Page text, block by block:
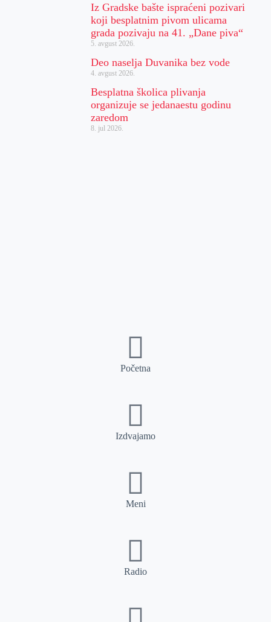
Iz Gradske bašte ispraćeni pozivari
koji besplatnim pivom ulicama
grada pozivaju na 41. „Dane piva“
5. avgust 2026.
Deo naselja Duvanika bez vode
4. avgust 2026.
Besplatna školica plivanja
organizuje se jedanaestu godinu
zaredom
8. jul 2026.
Početna
Izdvajamo
Meni
Radio